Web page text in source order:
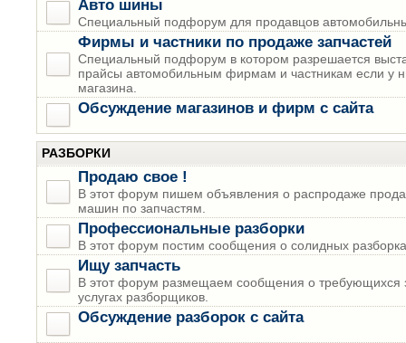
Авто шины
Специальный подфорум для продавцов
Фирмы и частники по продаже запчастей
Специальный подфорум в котором разрешается
прайсы автомобильным фирмам и частникам если у
магазина.
Обсуждение магазинов и фирм с сайта
РАЗБОРКИ
Продаю свое !
В этот форум пишем объявления о распродаже
машин по запчастям.
Профессиональные разборки
В этот форум постим сообщения о солидных
Ищу запчасть
В этот форум размещаем сообщения о требующихся
услугах разборщиков.
Обсуждение разборок с сайта